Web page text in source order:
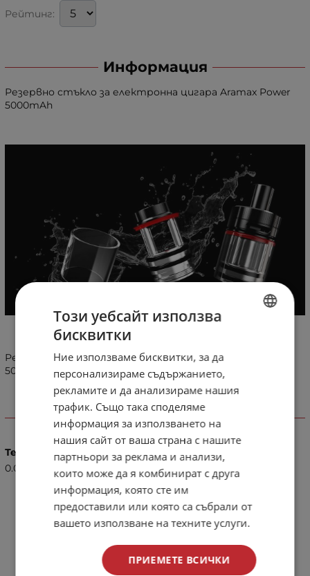
Рейтинг:
Информация
Резервно стъкло за електронна цигара Aramax Power
5000mAh
Резервно стъкло за електронна цигара Aramax Power
5000mAh
Характеристики
Тегло (кг.)
0.08
Този уебсайт използва
бисквитки
Ние използваме бисквитки, за да
персонализираме съдържанието,
рекламите и да анализираме нашия
трафик. Също така споделяме
информация за използването на
нашия сайт от ваша страна с нашите
партньори за реклама и анализи,
които може да я комбинират с друга
информация, която сте им
предоставили или която са събрали от
вашето използване на техните услуги.
ПРИЕМЕТЕ ВСИЧКИ